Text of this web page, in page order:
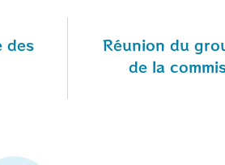
des
Réunion du
de la